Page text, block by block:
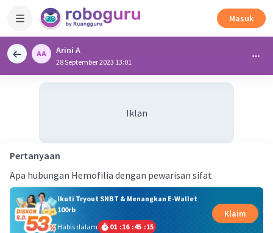
Masuk
Arini A
28 September 2023 13:01
Iklan
Pertanyaan
Apa hubungan Hemofilia dengan pewarisan sifat
Ikuti Tryout SNBT & Menangkan E-Wallet
100rb
Habis dalam
01 :16 :45 :15
Klaim